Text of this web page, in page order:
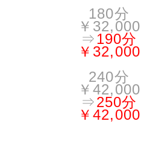
180分
￥32,000
⇒190分
￥32,000
240分
￥42,000
⇒250分
￥42,000